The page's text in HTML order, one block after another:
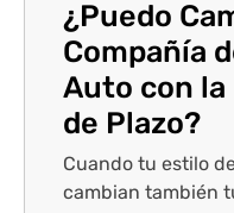
¿Puedo
Compañía
Auto con la
de Plazo?
Cuando tu estilo
cambian también